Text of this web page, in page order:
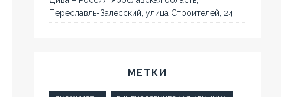
Переславль-Залесский, улица Строителей, 24
МЕТКИ